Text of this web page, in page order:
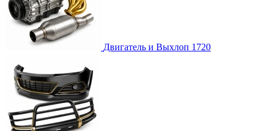
Двигатель и Выхлоп 1720